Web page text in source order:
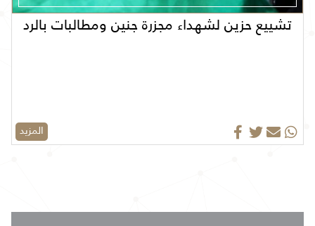
تشييع حزين لشهداء مجزرة جنين ومطالبات بالرد
المزيد